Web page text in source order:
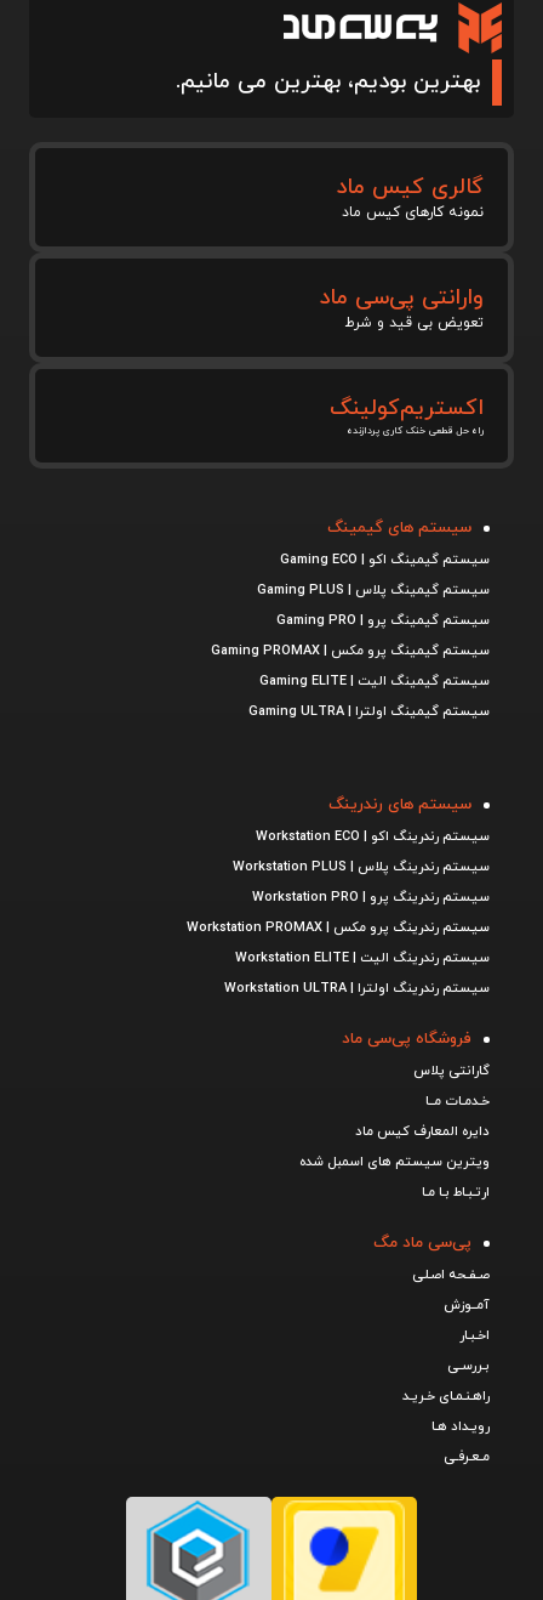
بهترین بودیم، بهترین می مانیم.
گالری کیس ماد
نمونه کارهای کیس ماد
وارانتی پی‌سی ماد
تعویض بی قید و شرط
اکستریم‌کولینگ
راه حل قطعی خنک کاری پردازنده
سیستم های گیمینگ
سیستم گیمینگ اکو | Gaming ECO
سیستم گیمینگ پلاس | Gaming PLUS
سیستم گیمینگ پرو | Gaming PRO
سیستم گیمینگ پرو مکس | Gaming PROMAX
سیستم گیمینگ الیت | Gaming ELITE
سیستم گیمینگ اولترا | Gaming ULTRA
سیستم های رندرینگ
سیستم رندرینگ اکو | Workstation ECO
سیستم رندرینگ پلاس | Workstation PLUS
سیستم رندرینگ پرو | Workstation PRO
سیستم رندرینگ پرو مکس | Workstation PROMAX
سیستم رندرینگ الیت | Workstation ELITE
سیستم رندرینگ اولترا | Workstation ULTRA
فروشگاه پی‌سی ماد
گارانتی پلاس
خـدمـات مــا
دایره المعارف کیس ماد
ویترین سیستم های اسمبل شده
ارتـبـاط بـا مـا
پی‌سی ماد مگ
صـفـحه اصـلی
آمــوزش
اخـبـار
بـررسـی
راهـنـمـای خـریـد
رویـداد هـا
مـعـرفـی